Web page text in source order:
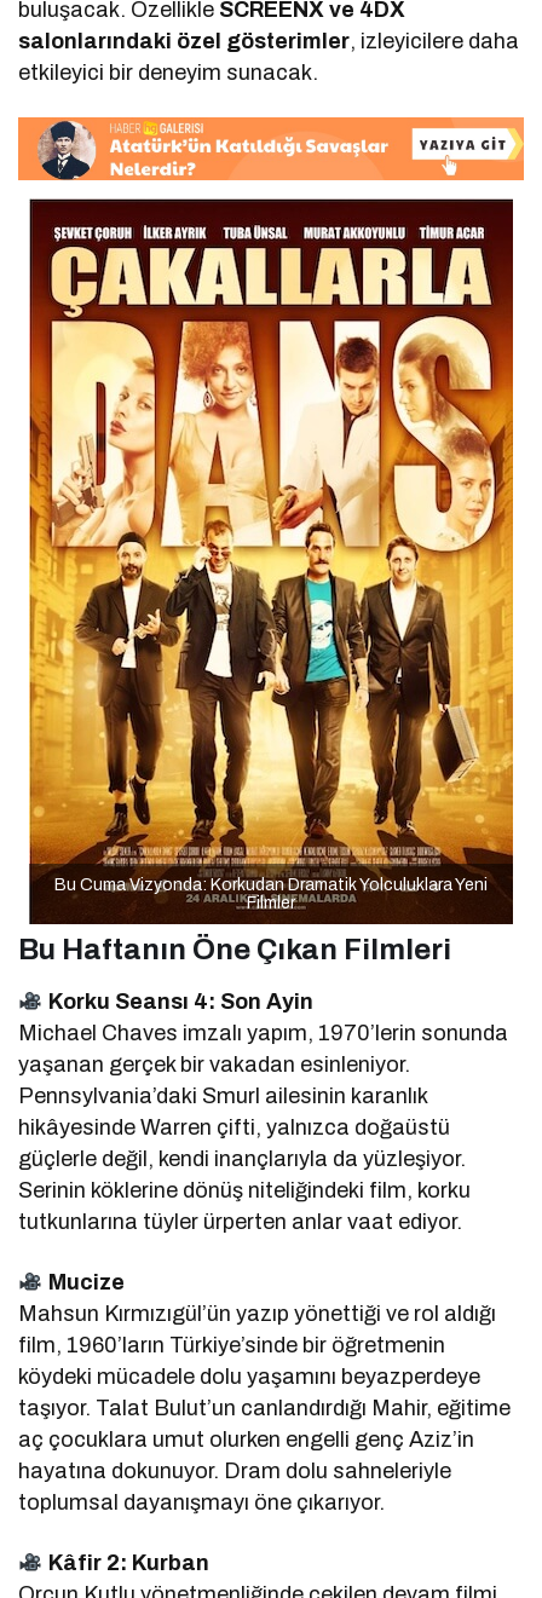
buluşacak. Özellikle SCREENX ve 4DX
salonlarındaki özel gösterimler, izleyicilere daha
etkileyici bir deneyim sunacak.
Bu Cuma Vizyonda: Korkudan Dramatik Yolculuklara Yeni
Filmler
Bu Haftanın Öne Çıkan Filmleri
Korku Seansı 4: Son Ayin
Michael Chaves imzalı yapım, 1970’lerin sonunda
yaşanan gerçek bir vakadan esinleniyor.
Pennsylvania’daki Smurl ailesinin karanlık
hikâyesinde Warren çifti, yalnızca doğaüstü
güçlerle değil, kendi inançlarıyla da yüzleşiyor.
Serinin köklerine dönüş niteliğindeki film, korku
tutkunlarına tüyler ürperten anlar vaat ediyor.
Mucize
Mahsun Kırmızıgül’ün yazıp yönettiği ve rol aldığı
film, 1960’ların Türkiye’sinde bir öğretmenin
köydeki mücadele dolu yaşamını beyazperdeye
taşıyor. Talat Bulut’un canlandırdığı Mahir, eğitime
aç çocuklara umut olurken engelli genç Aziz’in
hayatına dokunuyor. Dram dolu sahneleriyle
toplumsal dayanışmayı öne çıkarıyor.
Kâfir 2: Kurban